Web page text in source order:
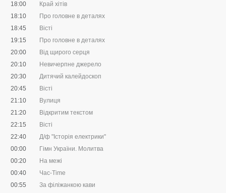
18:00
Край хітів
18:10
Про головне в деталях
18:45
Вісті
19:15
Про головне в деталях
20:00
Від щирого серця
20:10
Невичерпне джерело
20:30
Дитячий калейдоскоп
20:45
Вісті
21:10
Вулиця
21:20
Відкритим текстом
22:15
Вісті
22:40
Д/ф "Історія електрики"
00:00
Гімн України. Молитва
00:20
На межі
00:40
Час-Time
00:55
За філіжанкою кави